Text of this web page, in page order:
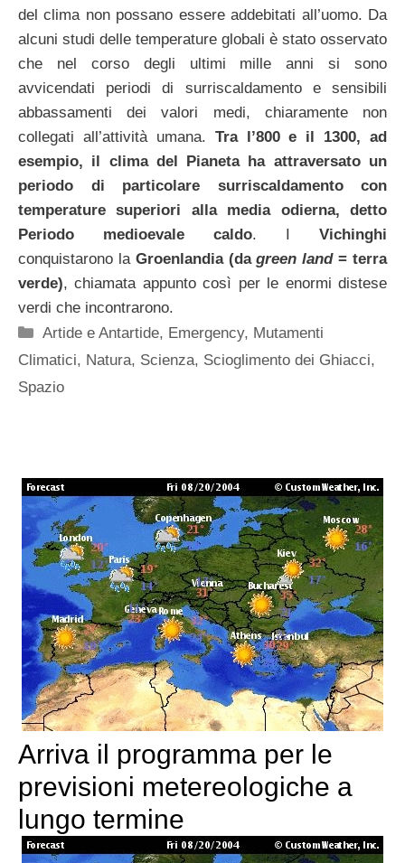
del clima non possano essere addebitati all’uomo. Da
alcuni studi delle temperature globali è stato osservato
che nel corso degli ultimi mille anni si sono
avvicendati periodi di surriscaldamento e sensibili
abbassamenti dei valori medi, chiaramente non
collegati all’attività umana. Tra l’800 e il 1300, ad
esempio, il clima del Pianeta ha attraversato un
periodo di particolare surriscaldamento con
temperature superiori alla media odierna, detto
Periodo medioevale caldo. I Vichinghi
conquistarono la Groenlandia (dagreen land= terra
verde), chiamata appunto così per le enormi distese
verdi che incontrarono.
Categorie
Artide e Antartide, Emergency, Mutamenti
Climatici, Natura, Scienza, Scioglimento dei Ghiacci,
Spazio
Arriva il programma per le
previsioni metereologiche a
lungo termine